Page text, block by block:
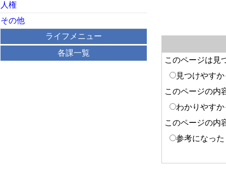
このページは見
見つけやす
このページの内
わかりやす
このページの内
参考になった
人権
その他
ライフメニュー
各課一覧